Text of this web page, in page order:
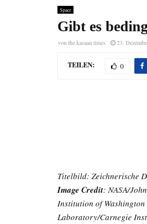
Space
Gibt es
vonthe kasaan times 23.
TEILEN: 0
Titelbild: Zeichnerische
Image Credit: NASA/
Institution of Washington
Laboratory/Carnegie